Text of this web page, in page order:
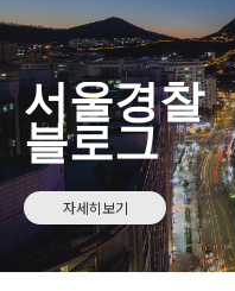
서울경찰
블로그
자세히보기